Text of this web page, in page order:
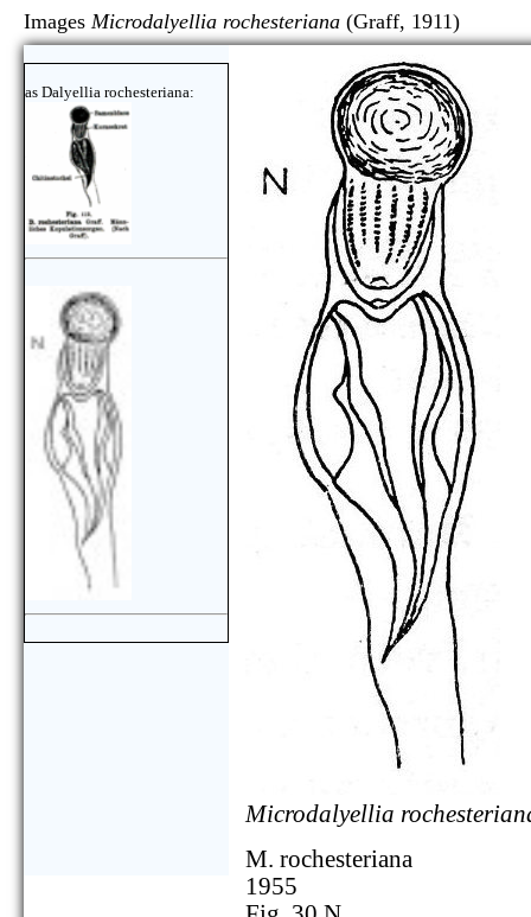
Images Microdalyellia rochesteriana (Graff,
as Dalyellia rochesteriana:
Microdalyellia
M. rochesteriana
1955